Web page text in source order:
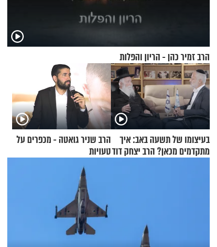
הרב זמיר כהן - הריון והפלות
בעיצומו של תשעה באב: איך
מתקדמים מכאן? הרב יצחק דוד
הרב שניר גואטה - מכפרים על
טעויות